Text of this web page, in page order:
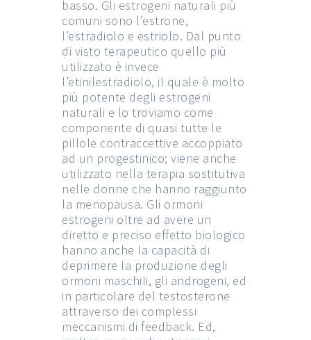
basso. Gli estrogeni naturali più
comuni sono l’estrone,
l’estradiolo e estriolo. Dal punto
di visto terapeutico quello più
utilizzato è invece
l’etinilestradiolo, il quale è molto
più potente degli estrogeni
naturali e lo troviamo come
componente di quasi tutte le
pillole contraccettive accoppiato
ad un progestinico; viene anche
utilizzato nella terapia sostitutiva
nelle donne che hanno raggiunto
la menopausa. Gli ormoni
estrogeni oltre ad avere un
diretto e preciso effetto biologico
hanno anche la capacità di
deprimere la produzione degli
ormoni maschili, gli androgeni, ed
in particolare del testosterone
attraverso dei complessi
meccanismi di feedback. Ed,